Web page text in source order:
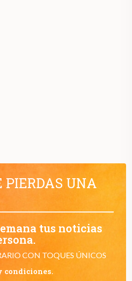
PIERDAS UNA
tus noticias
CON TOQUES ÚNICOS
condiciones.